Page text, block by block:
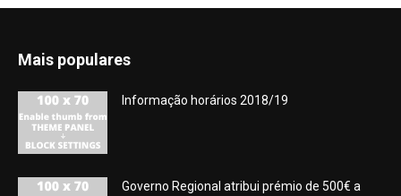
Mais populares
Informação horários 2018/19
Governo Regional atribui prémio de 500€ a